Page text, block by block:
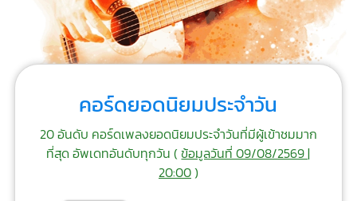
คอร์ดยอดนิยมประจำวัน
20 อันดับ คอร์ดเพลงยอดนิยมประจำวันที่มีผู้เข้าชมมาก
ที่สุด อัพเดทอันดับทุกวัน (ข้อมูลวันที่ 09/08/2569 |
20:00)